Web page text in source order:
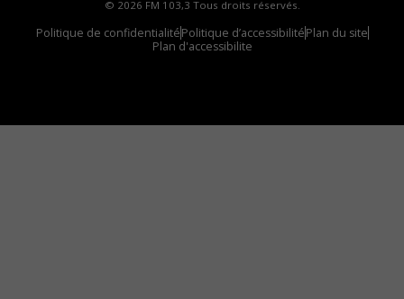
© 2026 FM 103,3 Tous droits réservés.
Politique de confidentialitéPolitique d’accessibilitéPlan du site
Plan d'accessibilite